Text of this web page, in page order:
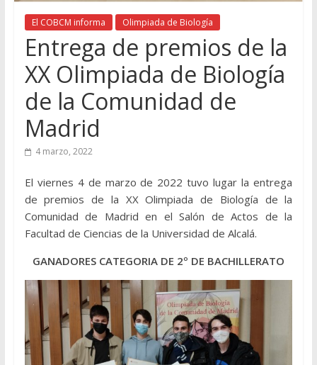
El COBCM informa Olimpiada de Biología
Entrega de premios de la
XX Olimpiada de Biología
de la Comunidad de
Madrid
4 marzo, 2022
El viernes 4 de marzo de 2022 tuvo lugar la entrega
de premios de la XX Olimpiada de Biología de la
Comunidad de Madrid en el Salón de Actos de la
Facultad de Ciencias de la Universidad de Alcalá.
GANADORES CATEGORIA DE 2º DE BACHILLERATO